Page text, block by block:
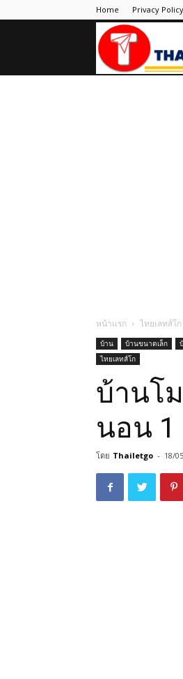
Home Privacy Policy
หน้าแรก ไทยเลทส์โก
บ้าน บ้านขนาดเล็ก
ไทยเลทส์โก
บ้านโ
นอน 1
โดย Thailetgo - 18/